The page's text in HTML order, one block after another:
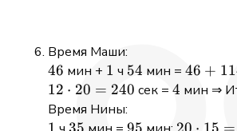
Время Маши:
46
46 мин + 1
1 ч 54
54 мин = 46
+
=
46 +
12
\cdot
20 =
12 ⋅ 20 = 240 сек =4
4 мин ⇒
Время Нины: